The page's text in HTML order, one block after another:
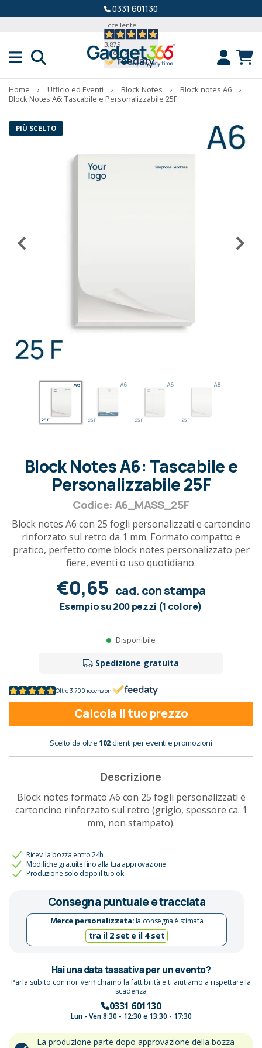
0331 601130
Eccellente
3.879
Recensioni
Home › Ufficio ed Eventi › Block Notes › Block notes A6
›
Block Notes A6: Tascabile e Personalizzabile 25F
PIÙ SCELTO
Block Notes A6: Tascabile e
Personalizzabile 25F
Codice: A6_MASS_25F
Block notes A6 con 25 fogli personalizzati e cartoncino
rinforzato sul retro da 1 mm. Formato compatto e
pratico, perfetto come block notes personalizzato per
fiere, eventi o uso quotidiano.
€0,65 cad. con stampa
Esempio su 200 pezzi (1 colore)
Disponibile
Spedizione gratuita
Oltre 3.700 recensioni
Calcola il tuo prezzo
Scelto da oltre102clienti per eventi e promozioni
Descrizione
Block notes formato A6 con 25 fogli personalizzati e
cartoncino rinforzato sul retro (grigio, spessore ca. 1
mm, non stampato).
Ricevi la bozza entro 24h
Modifiche gratuite fino alla tua approvazione
Produzione solo dopo il tuo ok
Consegna puntuale e tracciata
Merce personalizzata:la consegna è stimata
tra il 2 set e il 4 set
Hai una data tassativa per un evento?
Parla subito con noi: verifichiamo la fattibilità e ti aiutiamo a rispettare la
scadenza
0331 601130
Lun - Ven 8:30 - 12:30 e 13:30 - 17:30
La produzione parte dopo approvazione della bozza